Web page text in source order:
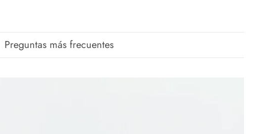
Preguntas más frecuentes